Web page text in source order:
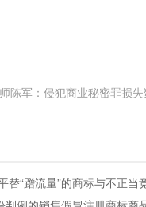
陈军：侵犯商业秘密罪损失
替“蹭流量”的商标与不正当